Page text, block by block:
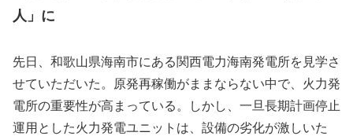
人」に
先日、和歌山県海南市にある関西電力海南発電所を見学さ
せていただいた。原発再稼働がままならない中で、火力発
電所の重要性が高まっている。しかし、一旦長期計画停止
運用とした火力発電ユニットは、設備の劣化が激しいた